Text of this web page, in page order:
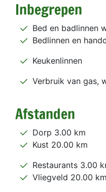
Inbegrepen
Bed en badlinnen
Bedlinnen en
Keukenlinnen
Verbruik van gas,
Afstanden
Dorp 3.00 km
Kust 20.00 km
Restaurants 3.00
Vliegveld 20.00 km